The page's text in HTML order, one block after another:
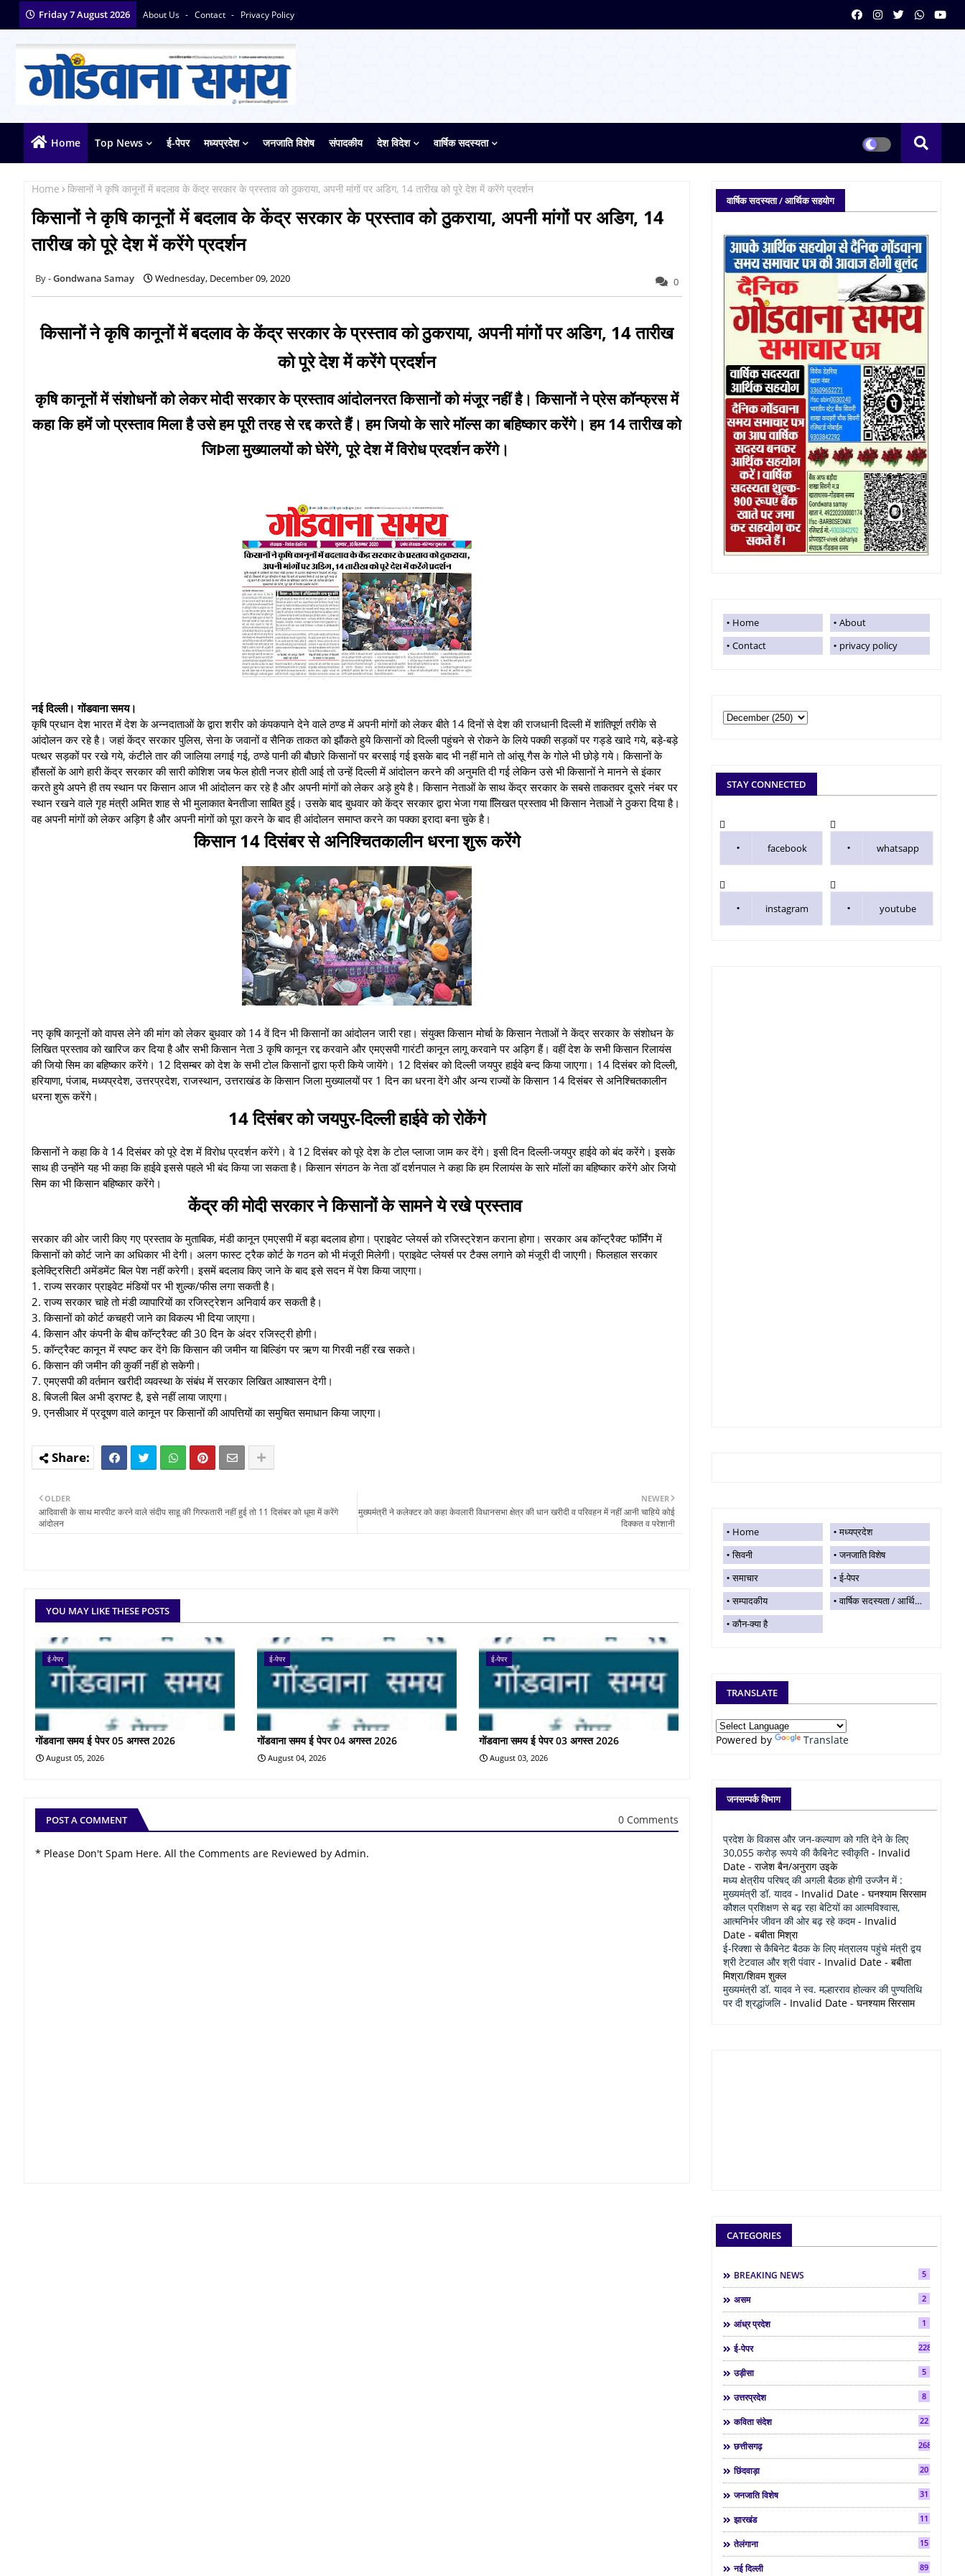
Friday 7 August 2026 About Us Contact Privacy Policy
Home Top News ई-पेपर मध्यप्रदेश जनजाति विशेष संपादकीय देश विदेश वार्षिक सदस्यता
Home किसानों ने कृषि कानूनों में बदलाव के केंद्र सरकार के प्रस्ताव को ठुकराया, अपनी मांगों पर अडिग, 14 तारीख को पूरे देश में करेंगे प्रदर्शन
किसानों ने कृषि कानूनों में बदलाव के केंद्र सरकार के प्रस्ताव को ठुकराया, अपनी मांगों पर अडिग, 14
तारीख को पूरे देश में करेंगे प्रदर्शन
Gondwana Samay Wednesday, December 09, 2020 0
किसानों ने कृषि कानूनों में बदलाव के केंद्र सरकार के प्रस्ताव को ठुकराया, अपनी मांगों पर अडिग, 14 तारीख
को पूरे देश में करेंगे प्रदर्शन
कृषि कानूनों में संशोधनों को लेकर मोदी सरकार के प्रस्ताव आंदोलनरत किसानों को मंजूर नहीं है। किसानों ने प्रेस कॉन्फ्रस में
कहा कि हमें जो प्रस्ताव मिला है उसे हम पूरी तरह से रद्द करते हैं। हम जियो के सारे मॉल्स का बहिष्कार करेंगे। हम 14 तारीख को
जिÞला मुख्यालयों को घेरेंगे, पूरे देश में विरोध प्रदर्शन करेंगे।
नई दिल्ली। गोंडवाना समय।
कृषि प्रधान देश भारत में देश के अन्नदाताओं के द्वारा शरीर को कंपकपाने देने वाले ठण्ड में अपनी मांगों को लेकर बीते 14 दिनों से देश की राजधानी दिल्ली में शांतिपूर्ण तरीके से
आंदोलन कर रहे है। जहां केंद्र सरकार पुलिस, सेना के जवानों व सैनिक ताकत को झौंकते हुये किसानों को दिल्ली पहुंचने से रोकने के लिये पक्की सड़कों पर गड्डे खादे गये, बड़े-बड़े
पत्थर सड़कों पर रखे गये, कंटीले तार की जालिया लगाई गई, ठण्डे पानी की बौछारे किसानों पर बरसाई गई इसके बाद भी नहीं माने तो आंसू गैस के गोले भी छोड़े गये। किसानों के
हौंसलों के आगे हारी केंद्र सरकार की सारी कोशिश जब फेल होती नजर होती आई तो उन्हें दिल्ली में आंदोलन करने की अनुमति दी गई लेकिन उसे भी किसानों ने मानने से इंकार
करते हुये अपने ही तय स्थान पर किसान आज भी आंदोलन कर रहे है और अपनी मांगों को लेकर अड़े हुये है। किसान नेताओं के साथ केंद्र सरकार के सबसे ताकतवर दूसरे नंबर पर
स्थान रखने वाले गृह मंत्री अमित शाह से भी मुलाकात बेनतीजा साबित हुई। उसके बाद बुधवार को केंद्र सरकार द्वारा भेजा गया लििखत प्रस्ताव भी किसान नेताओं ने ठुकरा दिया है।
वह अपनी मांगों को लेकर अड़िग है और अपनी मांगों को पूरा करने के बाद ही आंदोलन समाप्त करने का पक्का इरादा बना चुके है।
किसान 14 दिसंबर से अनिश्चितकालीन धरना शुरू करेंगे
नए कृषि कानूनों को वापस लेने की मांग को लेकर बुधवार को 14 वें दिन भी किसानों का आंदोलन जारी रहा। संयुक्त किसान मोर्चा के किसान नेताओं ने केंद्र सरकार के संशोधन के
लिखित प्रस्ताव को खारिज कर दिया है और सभी किसान नेता 3 कृषि कानून रद्द करवाने और एमएसपी गारंटी कानून लागू करवाने पर अड़िग हैं। वहीं देश के सभी किसान रिलायंस
की जियो सिम का बहिष्कार करेंगे। 12 दिसम्बर को देश के सभी टोल किसानों द्वारा फ्री किये जायेंगे। 12 दिसंबर को दिल्ली जयपुर हाईवे बन्द किया जाएगा। 14 दिसंबर को दिल्ली,
हरियाणा, पंजाब, मध्यप्रदेश, उत्तरप्रदेश, राजस्थान, उत्तराखंड के किसान जिला मुख्यालयों पर 1 दिन का धरना देंगे और अन्य राज्यों के किसान 14 दिसंबर से अनिश्चितकालीन
धरना शुरू करेंगे।
14 दिसंबर को जयपुर-दिल्ली हाईवे को रोकेंगे
किसानों ने कहा कि वे 14 दिसंबर को पूरे देश में विरोध प्रदर्शन करेंगे। वे 12 दिसंबर को पूरे देश के टोल प्लाजा जाम कर देंगे। इसी दिन दिल्ली-जयपुर हाईवे को बंद करेंगे। इसके
साथ ही उन्होंने यह भी कहा कि हाईवे इससे पहले भी बंद किया जा सकता है। किसान संगठन के नेता डॉ दर्शनपाल ने कहा कि हम रिलायंस के सारे मॉलों का बहिष्कार करेंगे ओर जियो
सिम का भी किसान बहिष्कार करेंगे।
केंद्र की मोदी सरकार ने किसानों के सामने ये रखे प्रस्ताव
सरकार की ओर जारी किए गए प्रस्ताव के मुताबिक, मंडी कानून एमएसपी में बड़ा बदलाव होगा। प्राइवेट प्लेयर्स को रजिस्ट्रेशन कराना होगा। सरकार अब कॉन्ट्रैक्ट फॉर्मिंग में
किसानों को कोर्ट जाने का अधिकार भी देगी। अलग फास्ट ट्रैक कोर्ट के गठन को भी मंजूरी मिलेगी। प्राइवेट प्लेयर्स पर टैक्स लगाने को मंजूरी दी जाएगी। फिलहाल सरकार
इलेक्ट्रिसिटी अमेंडमेंट बिल पेश नहीं करेगी। इसमें बदलाव किए जाने के बाद इसे सदन में पेश किया जाएगा।
1. राज्य सरकार प्राइवेट मंडियों पर भी शुल्क/फीस लगा सकती है।
2. राज्य सरकार चाहे तो मंडी व्यापारियों का रजिस्ट्रेशन अनिवार्य कर सकती है।
3. किसानों को कोर्ट कचहरी जाने का विकल्प भी दिया जाएगा।
4. किसान और कंपनी के बीच कॉन्ट्रैक्ट की 30 दिन के अंदर रजिस्ट्री होगी।
5. कॉन्ट्रैक्ट कानून में स्पष्ट कर देंगे कि किसान की जमीन या बिल्डिंग पर ऋण या गिरवी नहीं रख सकते।
6. किसान की जमीन की कुर्की नहीं हो सकेगी।
7. एमएसपी की वर्तमान खरीदी व्यवस्था के संबंध में सरकार लिखित आश्वासन देगी।
8. बिजली बिल अभी ड्राफ्ट है, इसे नहीं लाया जाएगा।
9. एनसीआर में प्रदूषण वाले कानून पर किसानों की आपत्तियों का समुचित समाधान किया जाएगा।
NEWER
मुख्यमंत्री ने कलेक्टर को कहा केवलारी विधानसभा क्षेत्र की धान खरीदी व परिवहन में नहीं आनी चाहिये कोई
दिक्कत व परेशानी
OLDER
आदिवासी के साथ मारपीट करने वाले संदीप साहू की गिरफतारी नहीं हुई तो 11 दिसंबर को धूमा में करेंगे
आंदोलन
YOU MAY LIKE THESE POSTS
ई-पेपर
गोंडवाना समय ई पेपर 05 अगस्त 2026
August 05, 2026
ई-पेपर
गोंडवाना समय ई पेपर 04 अगस्त 2026
August 04, 2026
ई-पेपर
गोंडवाना समय ई पेपर 03 अगस्त 2026
August 03, 2026
POST A COMMENT 0 Comments
* Please Don't Spam Here. All the Comments are Reviewed by Admin.
वार्षिक सदस्यता / आर्थिक सहयोग
Home
About
Contact
privacy policy
STAY CONNECTED
facebook whatsapp
instagram youtube
Home
मध्यप्रदेश
सिवनी
जनजाति विशेष
समाचार
ई-पेपर
सम्पादकीय
वार्षिक सदस्यता / आर्थिक सहयोग
कौन-क्या है
TRANSLATE
Powered by Translate
जनसम्पर्क विभाग
प्रदेश के विकास और जन-कल्याण को गति देने के लिए
30,055 करोड़ रूपये की कैबिनेट स्वीकृति - Invalid
Date - राजेश बैन/अनुराग उइके
मध्य क्षेत्रीय परिषद् की अगली बैठक होगी उज्जैन में :
मुख्यमंत्री डॉ. यादव - Invalid Date - घनश्याम सिरसाम
कौशल प्रशिक्षण से बढ़ रहा बेटियों का आत्मविश्वास,
आत्मनिर्भर जीवन की ओर बढ़ रहे कदम- Invalid
Date - बबीता मिश्रा
ई-रिक्शा से कैबिनेट बैठक के लिए मंत्रालय पहुंचे मंत्री द्वय
श्री टेटवाल और श्री पंवार- Invalid Date - बबीता
मिश्रा/शिवम शुक्ल
मुख्यमंत्री डॉ. यादव ने स्व. मल्हारराव होल्कर की पुण्यतिथि
पर दी श्रद्धांजलि- Invalid Date - घनश्याम सिरसाम
CATEGORIES
BREAKING NEWS 5
असम 2
आंध्र प्रदेश 1
ई-पेपर 2286
उड़ीसा 5
उत्तरप्रदेश 8
कविता संदेश 22
छत्तीसगढ़ 268
छिंदवाड़ा 20
जनजाति विशेष 31
झारखंड 11
तेलंगाना 15
नई दिल्ली 89